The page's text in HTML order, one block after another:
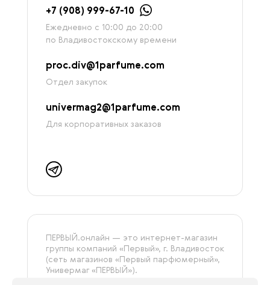
+7 (908) 999-67-10
Ежедневно с 10:00 до 20:00
по Владивостокскому времени
proc.div@1parfume.com
Отдел закупок
univermag2@1parfume.com
Для корпоративных заказов
ПЕРВЫЙ.онлайн — это интернет-магазин
группы компаний «‎Первый», г. Владивосток
(сеть магазинов «Первый парфюмерный»,
Универмаг «ПЕРВЫЙ»).